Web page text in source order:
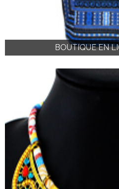
BOUTIQUE EN